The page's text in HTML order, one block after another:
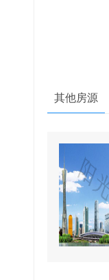
其他房源